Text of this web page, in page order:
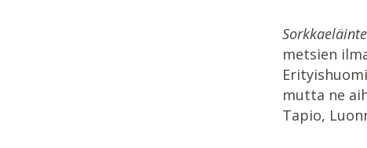
metsien
mutta ne
Tapio,